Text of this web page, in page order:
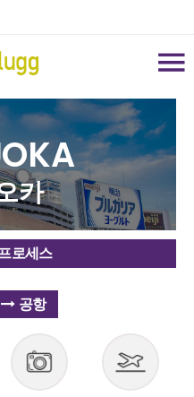
카
로세스
공항